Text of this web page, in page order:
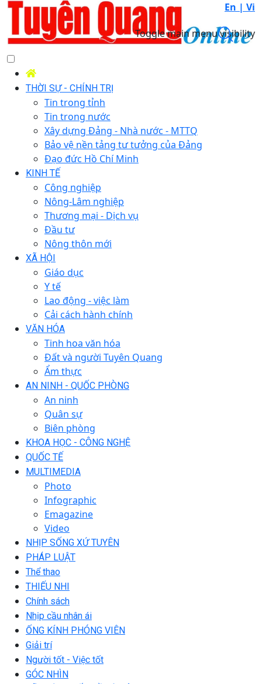
En | Vi
Toggle main menu visibility
THỜI SỰ - CHÍNH TRỊ
Tin trong tỉnh
Tin trong nước
Xây dựng Đảng - Nhà nước - MTTQ
Bảo vệ nền tảng tư tưởng của Đảng
Đạo đức Hồ Chí Minh
KINH TẾ
Công nghiệp
Nông-Lâm nghiệp
Thương mại - Dịch vụ
Đầu tư
Nông thôn mới
XÃ HỘI
Giáo dục
Y tế
Lao động - việc làm
Cải cách hành chính
VĂN HÓA
Tinh hoa văn hóa
Đất và người Tuyên Quang
Ẩm thực
AN NINH - QUỐC PHÒNG
An ninh
Quân sự
Biên phòng
KHOA HỌC - CÔNG NGHỆ
QUỐC TẾ
MULTIMEDIA
Photo
Infographic
Emagazine
Video
NHỊP SỐNG XỨ TUYÊN
PHÁP LUẬT
Thể thao
THIẾU NHI
Chính sách
Nhịp cầu nhân ái
ỐNG KÍNH PHÓNG VIÊN
Giải trí
Người tốt - Việc tốt
GÓC NHÌN